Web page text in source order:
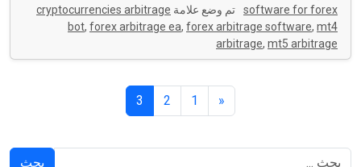
software for forex
تم وضع علامة cryptocurrencies arbitrage
bot, forex arbitrage ea, forex arbitrage software, mt4
arbitrage, mt5 arbitrage
«
1
2
3